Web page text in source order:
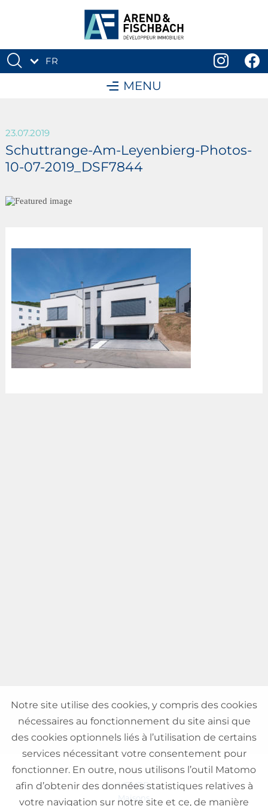
FR
MENU
23.07.2019
Schuttrange-Am-Leyenbierg-Photos-
10-07-2019_DSF7844
VENTE
Maisons
Notre site utilise des cookies, y compris des cookies
nécessaires au fonctionnement du site ainsi que
des cookies optionnels liés à l’utilisation de certains
services nécessitant votre consentement pour
fonctionner. En outre, nous utilisons l’outil Matomo
afin d’obtenir des données statistiques relatives à
votre navigation sur notre site et ce, de manière